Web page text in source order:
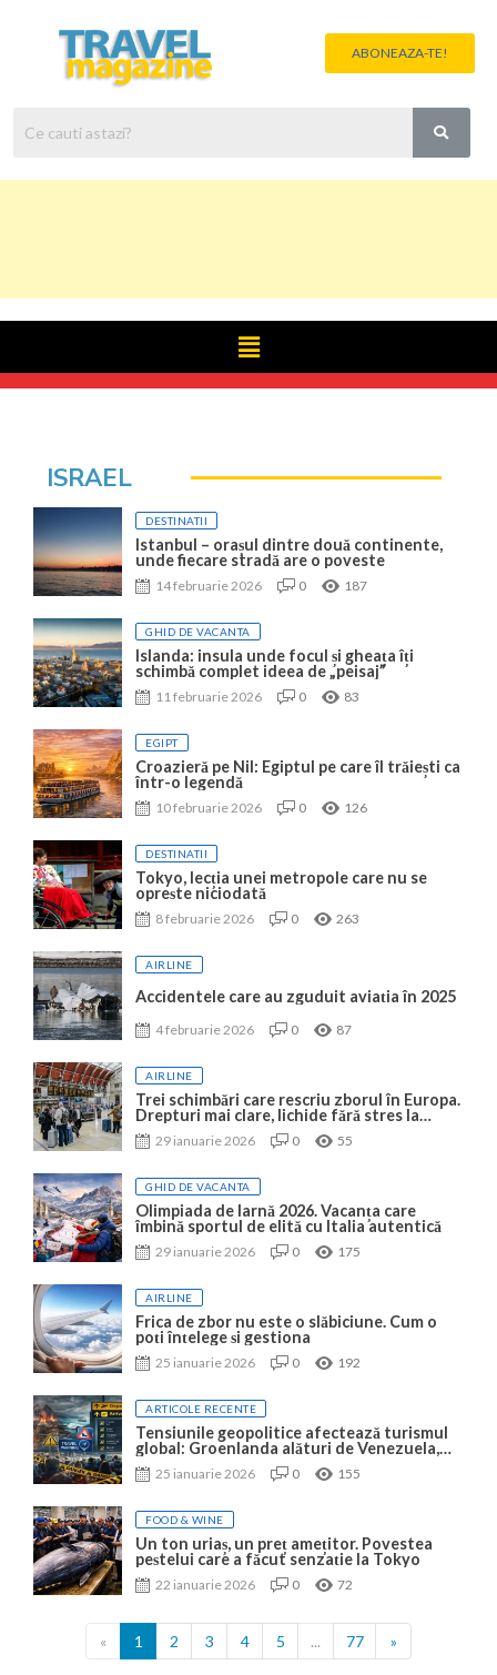
ABONEAZA-TE!
ISRAEL
DESTINATII
Istanbul – orașul dintre două continente,
unde fiecare stradă are o poveste
14 februarie 2026 0 187
GHID DE VACANTA
Islanda: insula unde focul și gheața îți
schimbă complet ideea de „peisaj”
11 februarie 2026 0 83
EGIPT
Croazieră pe Nil: Egiptul pe care îl trăiești ca
într-o legendă
10 februarie 2026 0 126
DESTINATII
Tokyo, lecția unei metropole care nu se
oprește niciodată
8 februarie 2026 0 263
AIRLINE
Accidentele care au zguduit aviația în 2025
4 februarie 2026 0 87
AIRLINE
Trei schimbări care rescriu zborul în Europa.
Drepturi mai clare, lichide fără stres la
Heathrow și Wi-Fi gratis cu KLM
29 ianuarie 2026 0 55
GHID DE VACANTA
Olimpiada de Iarnă 2026. Vacanța care
îmbină sportul de elită cu Italia autentică
29 ianuarie 2026 0 175
AIRLINE
Frica de zbor nu este o slăbiciune. Cum o
poți înțelege și gestiona
25 ianuarie 2026 0 192
ARTICOLE RECENTE
Tensiunile geopolitice afectează turismul
global: Groenlanda alături de Venezuela,
Iran, Taiwan și Ucraina
25 ianuarie 2026 0 155
FOOD & WINE
Un ton uriaș, un preț amețitor. Povestea
peștelui care a făcut senzație la Tokyo
22 ianuarie 2026 0 72
« 1 2 3 4 5 ... 77 »